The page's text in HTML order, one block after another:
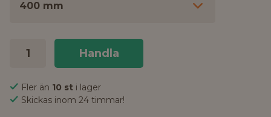
400 mm
Handla
Fler än 10 st i lager
Skickas inom 24 timmar!